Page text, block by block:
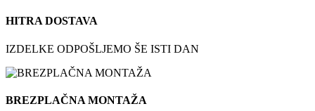
HITRA DOSTAVA
IZDELKE ODPOŠLJEMO ŠE ISTI DAN
BREZPLAČNA MONTAŽA